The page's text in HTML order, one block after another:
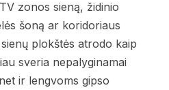
zonos sieną, židinio
šoną ar koridoriaus
plokštės atrodo kaip
sveria nepalyginamai
ir lengvoms gipso